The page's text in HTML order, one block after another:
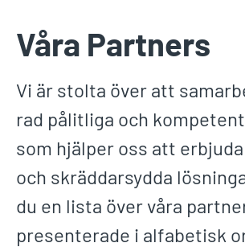
Våra Partners
Vi är stolta över att
rad pålitliga och
som hjälper oss att
och skräddarsydda
du en lista över våra
presenterade i alfabetisk